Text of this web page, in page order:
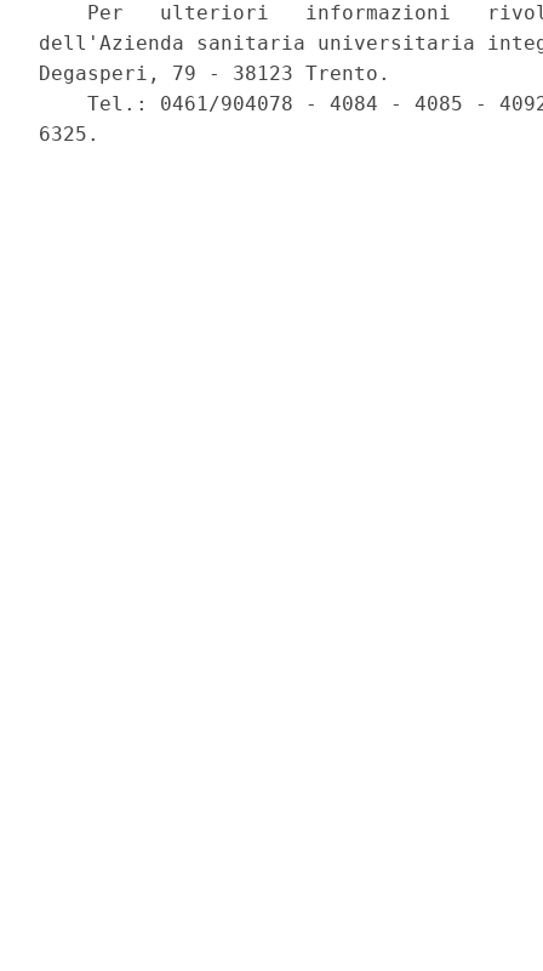
Per   ulteriori   informazioni
dell'Azienda sanitaria universitaria
Degasperi, 79 - 38123 Trento.
Tel.: 0461/904078 - 4084 - 4085 -
6325.